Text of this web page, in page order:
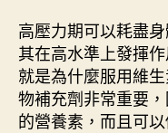
高壓力期可以耗盡
其在高水準上發揮
就是為什麼服用維
物補充劑非常重要
的營養素，而且可